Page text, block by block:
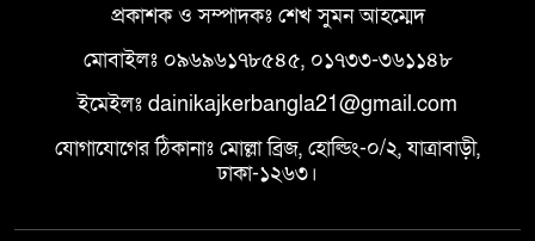
প্রকাশক ও সম্পাদকঃ শেখ সুমন আহম্মেদ
মোবাইলঃ ০৯৬৯৬১৭৮৫৪৫, ০১৭৩৩-৩৬১১৪৮
ইমেইলঃ dainikajkerbangla21@gmail.com
যোগাযোগের ঠিকানাঃ মোল্লা ব্রিজ, হোল্ডিং-০/২, যাত্রাবাড়ী,
ঢাকা-১২৬৩।